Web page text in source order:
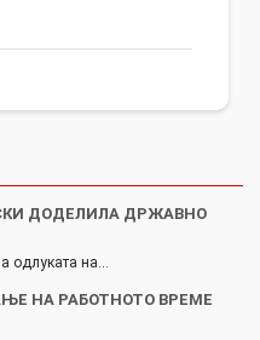
ДОДЕЛИЛА ДРЖАВНО
одлуката на…
НА РАБОТНОТО ВРЕМЕ